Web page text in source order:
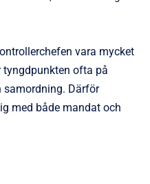
vara mycket
tyngdpunkten ofta på
samordning. Därför
med både mandat och